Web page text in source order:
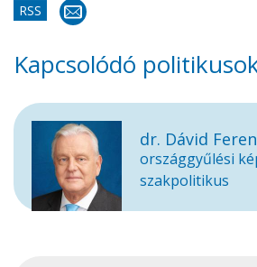
RSS
Kapcsolódó
dr. Dávid
országgyűlési
szakpolitikus